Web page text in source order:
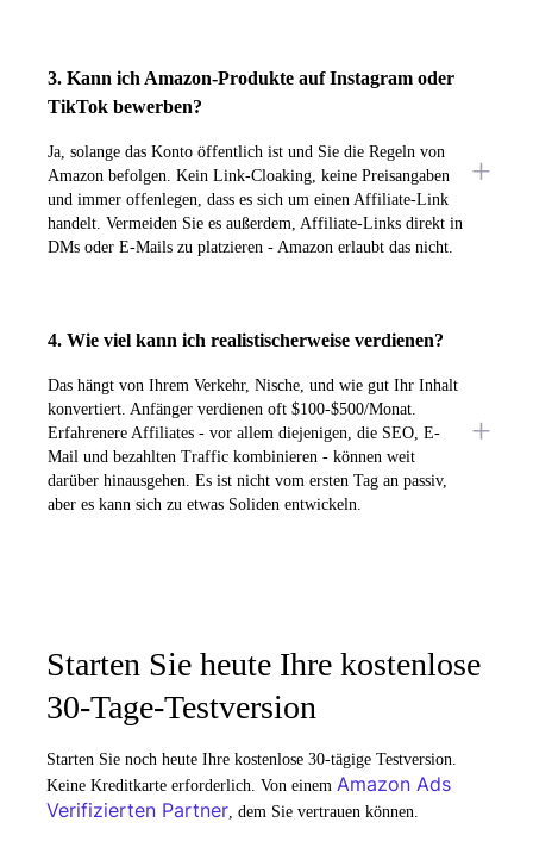
3. Kann ich Amazon-Produkte auf Instagram oder
TikTok bewerben?
Ja, solange das Konto öffentlich ist und Sie die Regeln von
Amazon befolgen. Kein Link-Cloaking, keine Preisangaben
und immer offenlegen, dass es sich um einen Affiliate-Link
handelt. Vermeiden Sie es außerdem, Affiliate-Links direkt in
DMs oder E-Mails zu platzieren - Amazon erlaubt das nicht.
4. Wie viel kann ich realistischerweise verdienen?
Das hängt von Ihrem Verkehr, Nische, und wie gut Ihr Inhalt
konvertiert. Anfänger verdienen oft $100-$500/Monat.
Erfahrenere Affiliates - vor allem diejenigen, die SEO, E-
Mail und bezahlten Traffic kombinieren - können weit
darüber hinausgehen. Es ist nicht vom ersten Tag an passiv,
aber es kann sich zu etwas Soliden entwickeln.
Starten Sie heute Ihre kostenlose
30-Tage-Testversion
Starten Sie noch heute Ihre kostenlose 30-tägige Testversion.
Keine Kreditkarte erforderlich. Von einem Amazon Ads
Verifizierten Partner , dem Sie vertrauen können.